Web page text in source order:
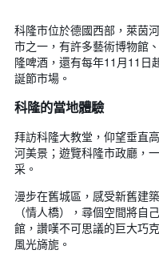
科隆市位於德國西部，萊茵
市之一，有許多藝術博物館
隆啤酒，還有每年11月11日
誕節市場。
科隆的當地體驗
拜訪科隆大教堂，仰望垂直
河美景；遊覽科隆市政廳，
采。
漫步在舊城區，感受新舊建
（情人橋），尋個空間將自
館，讚嘆不可思議的巨大巧
風光旖旎。